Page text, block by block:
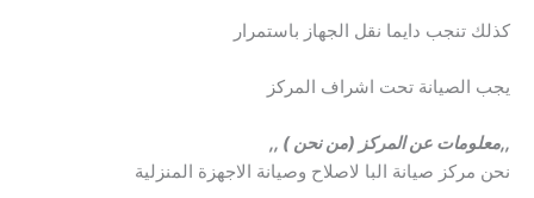
كذلك تنجب دايما نقل الجهاز باستمرار
يجب الصيانة تحت اشراف المركز
,,معلومات عن المركز (من نحن ) ,,
نحن مركز صيانة البا لاصلاح وصيانة الاجهزة المنزلية